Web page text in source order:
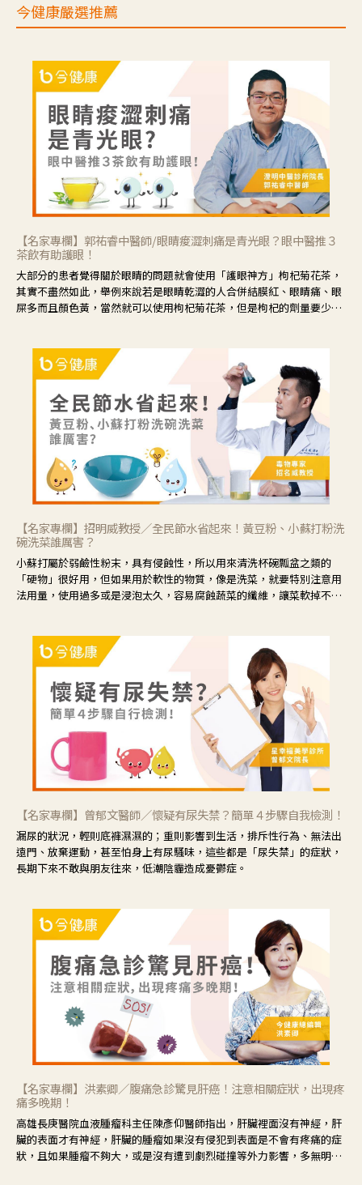
今健康嚴選推薦
【名家專欄】郭祐睿中醫師/眼睛痠澀刺痛是青光眼？眼中醫推３
茶飲有助護眼！
大部分的患者覺得關於眼睛的問題就會使用「護眼神方」枸杞菊花茶，
其實不盡然如此，舉例來說若是眼睛乾澀的人合併結膜紅、眼睛痛、眼
屎多而且顏色黃，當然就可以使用枸杞菊花茶，但是枸杞的劑量要少，
候就要使用菊花、金銀花來治療；假如單純的眼睛乾澀，結膜沒有紅，
眼睛周圍沒有眼屎，這種情況是屬於「陰虛」，就可以使用枸杞、蓮
藕、麥門冬、山藥等比較滋潤的藥材，效果就更顯著。
【名家專欄】招明威教授／全民節水省起來！黃豆粉、小蘇打粉洗
碗洗菜誰厲害？
小蘇打屬於弱鹼性粉末，具有侵蝕性，所以用來清洗杯碗瓢盆之類的
「硬物」很好用，但如果用於軟性的物質，像是洗菜，就要特別注意用
法用量，使用過多或是浸泡太久，容易腐蝕蔬菜的纖維，讓菜軟掉不清
【名家專欄】曾郁文醫師／懷疑有尿失禁？簡單４步驟自我檢測！
漏尿的狀況，輕則底褲濕濕的；重則影響到生活，排斥性行為、無法出
遠門、放棄運動，甚至怕身上有尿騷味，這些都是「尿失禁」的症狀，
長期下來不敢與朋友往來，低潮陰霾造成憂鬱症。
【名家專欄】洪素卿／腹痛急診驚見肝癌！注意相關症狀，出現疼
痛多晚期！
高雄長庚醫院血液腫瘤科主任陳彥仰醫師指出，肝臟裡面沒有神經，肝
臟的表面才有神經，肝臟的腫瘤如果沒有侵犯到表面是不會有疼痛的症
狀，且如果腫瘤不夠大，或是沒有遭到劇烈碰撞等外力影響，多無明顯